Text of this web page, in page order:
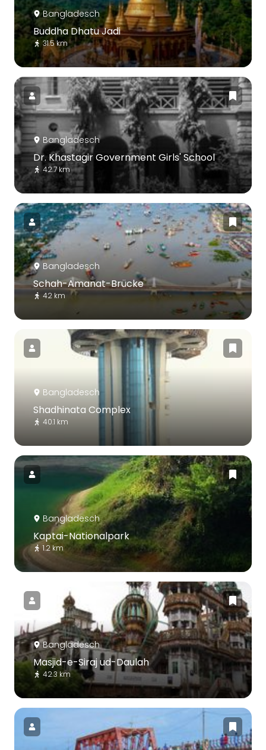
Bangladesch
Buddha Dhatu Jadi
31.5 km
Bangladesch
Dr. Khastagir Government Girls' School
42.7 km
Bangladesch
Schah-Amanat-Brücke
42 km
Bangladesch
Shadhinata Complex
40.1 km
Bangladesch
Kaptai-Nationalpark
1.2 km
Bangladesch
Masjid-e-Siraj ud-Daulah
42.3 km